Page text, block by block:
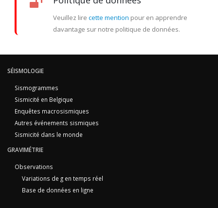
Veuillez lire cette mention pour en apprendre
davantage sur notre politique de données.
SÉISMOLOGIE
Sismogrammes
Sismicité en Belgique
Enquêtes macrosismiques
Autres événements sismiques
Sismicité dans le monde
GRAVIMÉTRIE
Observations
Variations de g en temps réel
Base de données en ligne